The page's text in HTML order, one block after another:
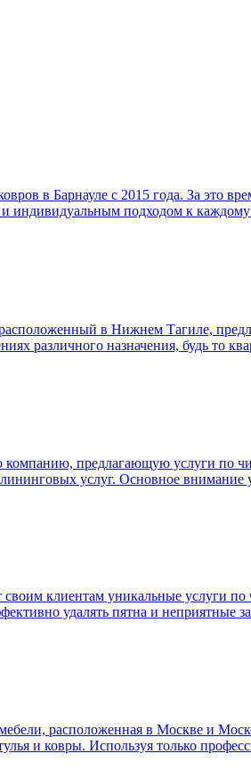
в Барнауле с 2015 года. За это
индивидуальным подходом к каждому
в Нижнем Тагиле,
различного назначения, будь то
предлагающую услуги по
услуг. Основное внимание
клиентам уникальные услуги
удалять пятна и неприятные
расположенная в Москве и
и ковры. Используя только